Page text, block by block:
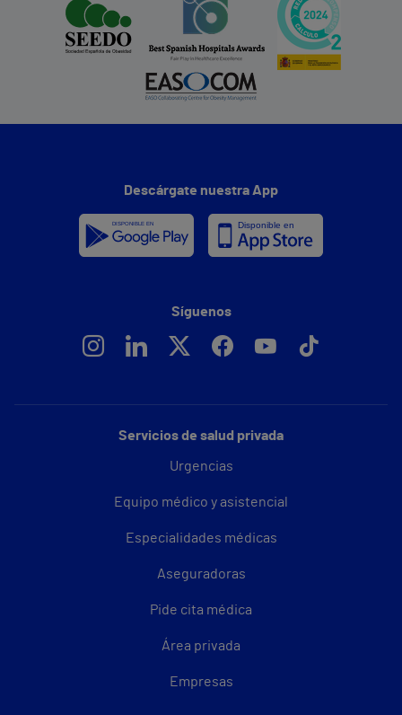
Servicios de salud privada
Urgencias
Equipo médico y asistencial
Especialidades médicas
Aseguradoras
Pide cita médica
Área privada
Empresas
Descárgate nuestra App
Síguenos